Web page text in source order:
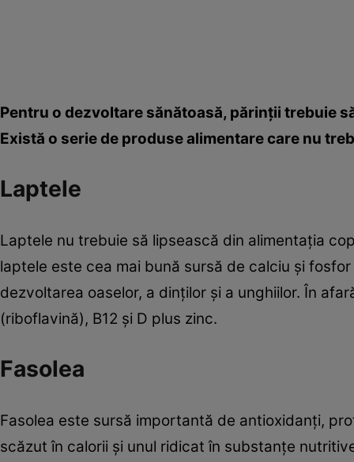
Pentru o dezvoltare sănătoasă, părinţii trebuie
Există o serie de produse alimentare care nu
Laptele
Laptele nu trebuie să lipsească din alimentaţia
laptele este cea mai bună sursă de calciu şi
dezvoltarea oaselor, a dinţilor şi a unghiilor. În
(riboflavină), B12 şi D plus zinc.
Fasolea
Fasolea este sursă importantă de antioxidanţi,
scăzut în calorii şi unul ridicat în substanţe